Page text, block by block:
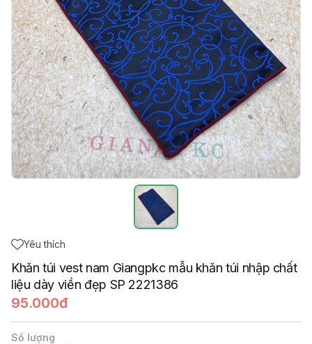
Yêu thích
Khăn túi vest nam Giangpkc mẫu khăn túi nhập chất
liệu dày viền đẹp SP 2221386
95.000đ
Số lượng